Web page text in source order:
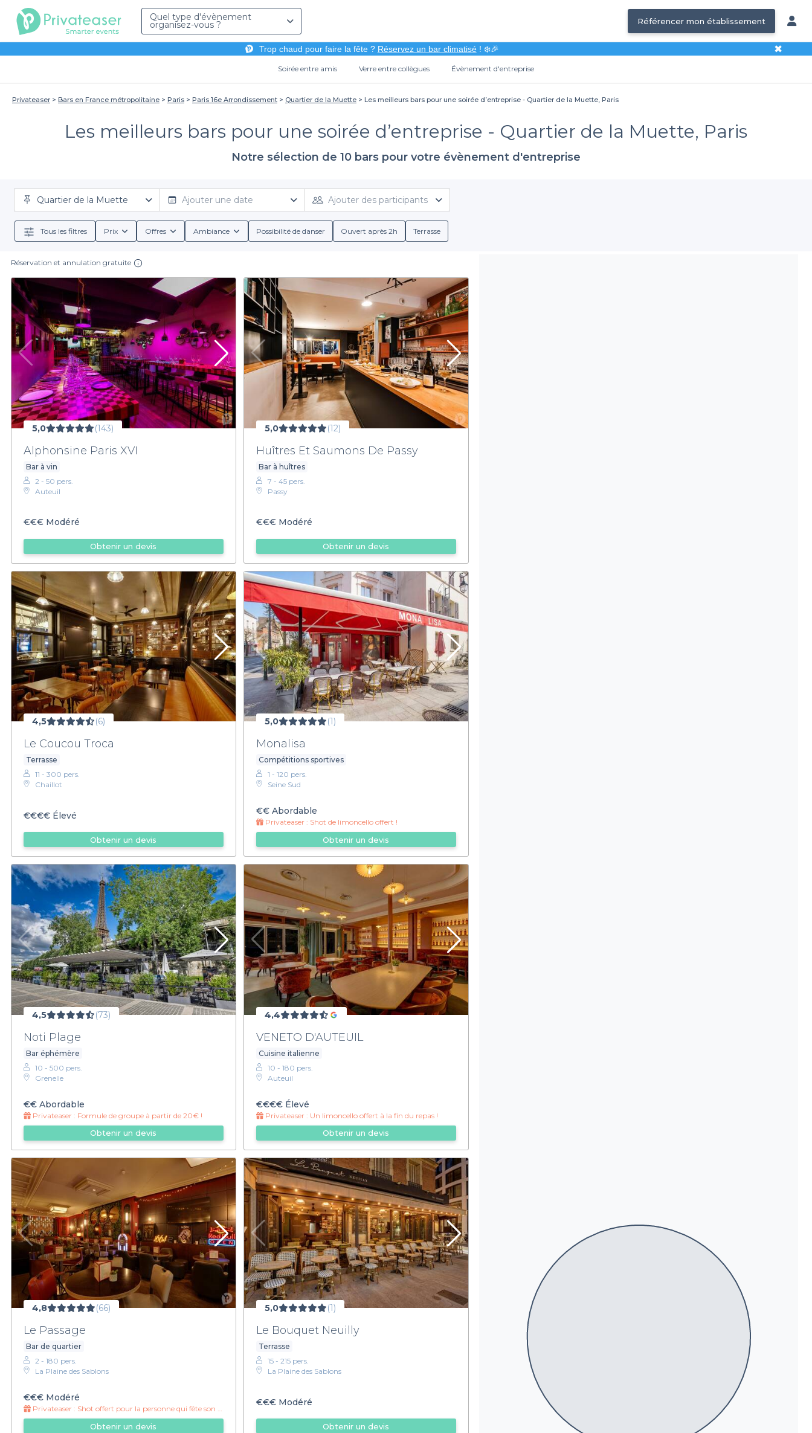
Quel type d'évènement
organisez-vous ? Référencer mon établissement
Trop chaud pour faire la fête ? Réservez un bar climatisé! ❄️🎉 ✖
Soirée entre amis Verre entre collègues Évènement d'entreprise
Privateaser Bars en France métropolitaine Paris Paris 16e Arrondissement Quartier de la Muette Les meilleurs bars pour une soirée d’entreprise - Quartier de la Muette, Paris
Les meilleurs bars pour une soirée d’entreprise - Quartier de la Muette, Paris
Notre sélection de 10 bars pour votre évènement d'entreprise
Quartier de la Muette Ajouter une date Ajouter des participants
Tous les filtres Prix Offres Ambiance Possibilité de danser Ouvert après 2h Terrasse
Réservation et annulation gratuite
5,0 (143)
Alphonsine Paris XVI
Bar à vin
2 - 50 pers.
Auteuil
€€€ Modéré
Obtenir un devis
5,0 (12)
Huîtres Et Saumons De Passy
Bar à huîtres
7 - 45 pers.
Passy
€€€Modéré
Obtenir un devis
4,5 (6)
Le Coucou Troca
Terrasse
11 - 300 pers.
Chaillot
€€€€ Élevé
Obtenir un devis
5,0 (1)
Monalisa
Compétitions sportives
1 - 120 pers.
Seine Sud
€€Abordable
Privateaser : Shot de limoncello offert !
Obtenir un devis
4,5 (73)
Noti Plage
Bar éphémère
10 - 500 pers.
Grenelle
€€ Abordable
Privateaser : Formule de groupe à partir de 20€ !
Obtenir un devis
4,4
VENETO D'AUTEUIL
Cuisine italienne
10 - 180 pers.
Auteuil
€€€€Élevé
Privateaser : Un limoncello offert à la fin du repas !
Obtenir un devis
4,8 (66)
Le Passage
Bar de quartier
2 - 180 pers.
La Plaine des Sablons
€€€ Modéré
Privateaser : Shot offert pour la personne qui fête son anniversaire !
Obtenir un devis
5,0 (1)
Le Bouquet Neuilly
Terrasse
15 - 215 pers.
La Plaine des Sablons
€€€Modéré
Obtenir un devis